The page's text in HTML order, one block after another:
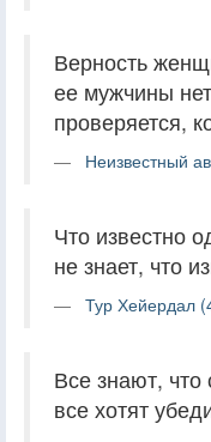
Верность
ее мужчины
проверяется,
Неизвестный
Что известно
не знает, что
Тур Хейердал
Все знают, что
все хотят